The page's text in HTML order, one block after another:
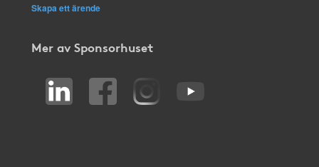
Skapa ett ärende
Mer av Sponsorhuset